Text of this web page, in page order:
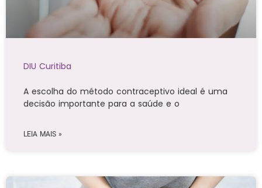
DIU Curitiba
A escolha do método contraceptivo ideal é uma
decisão importante para a saúde e o
LEIA MAIS »